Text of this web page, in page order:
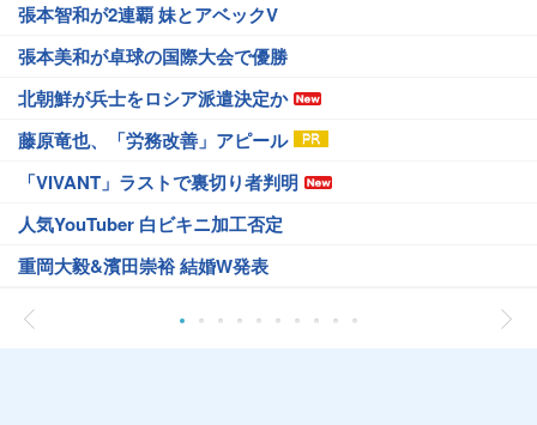
張本智和が2連覇 妹とアベックV
張本美和が卓球の国際大会で優勝
北朝鮮が兵士をロシア派遣決定か
藤原竜也、「労務改善」アピール
「VIVANT」ラストで裏切り者判明
人気YouTuber 白ビキニ加工否定
重岡大毅&濱田崇裕 結婚W発表